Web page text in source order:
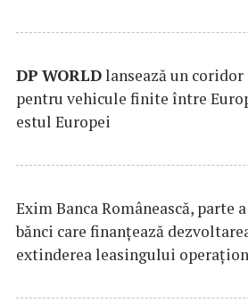
DP WORLDlansează un
pentru vehicule finite între
estul Europei
Exim Banca Românească, parte
bănci care finanțează
extinderea leasingului